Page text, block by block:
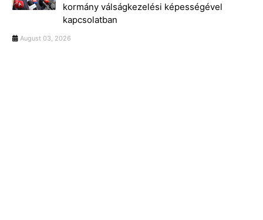
kormány válságkezelési képességével
kapcsolatban
August 03, 2026